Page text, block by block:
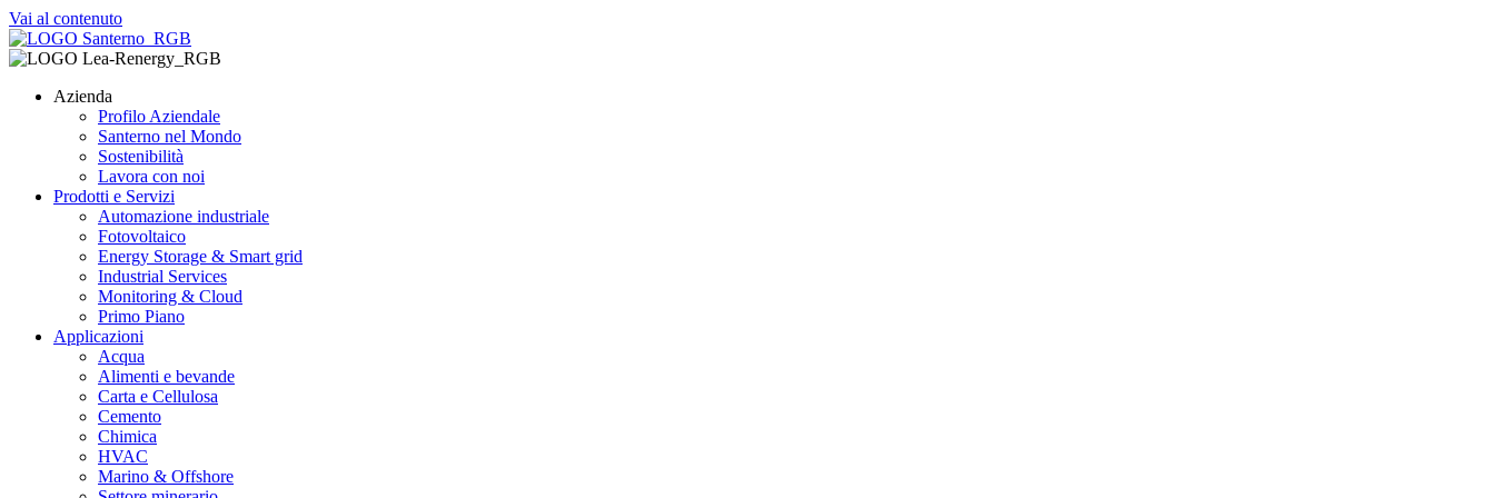
Vai al contenuto
Azienda
Profilo Aziendale
Santerno nel Mondo
Sostenibilità
Lavora con noi
Prodotti e Servizi
Automazione industriale
Fotovoltaico
Energy Storage & Smart grid
Industrial Services
Monitoring & Cloud
Primo Piano
Applicazioni
Acqua
Alimenti e bevande
Carta e Cellulosa
Cemento
Chimica
HVAC
Marino & Offshore